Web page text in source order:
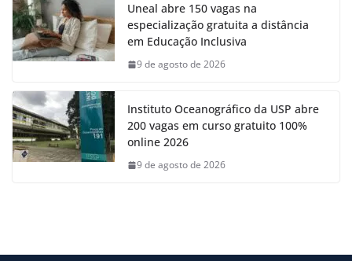
Uneal abre 150 vagas na
especialização gratuita a distância
em Educação Inclusiva
9 de agosto de 2026
Instituto Oceanográfico da USP abre
200 vagas em curso gratuito 100%
online 2026
9 de agosto de 2026